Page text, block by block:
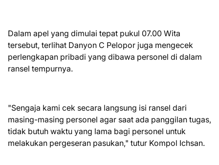
Dalam apel yang dimulai tepat pukul 07.00 Wita
tersebut, terlihat Danyon C Pelopor juga mengecek
perlengkapan pribadi yang dibawa personel di dalam
ransel tempurnya.
"Sengaja kami cek secara langsung isi ransel dari
masing-masing personel agar saat ada panggilan tugas,
tidak butuh waktu yang lama bagi personel untuk
melakukan pergeseran pasukan," tutur Kompol Ichsan.